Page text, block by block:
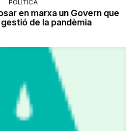
POLÍTICA
en marxa un Govern que
de la pandèmia